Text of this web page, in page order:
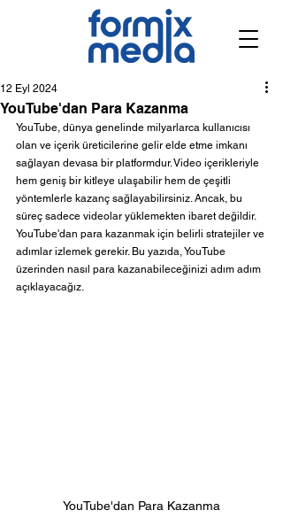
YouTube'dan Para Kazanma
12 Eyl 2024
YouTube, dünya genelinde milyarlarca kullanıcısı
olan ve içerik üreticilerine gelir elde etme imkanı
sağlayan devasa bir platformdur. Video içerikleriyle
hem geniş bir kitleye ulaşabilir hem de çeşitli
yöntemlerle kazanç sağlayabilirsiniz. Ancak, bu
süreç sadece videolar yüklemekten ibaret değildir.
YouTube'dan para kazanmak için belirli stratejiler ve
adımlar izlemek gerekir. Bu yazıda, YouTube
üzerinden nasıl para kazanabileceğinizi adım adım
açıklayacağız.
YouTube'dan Para Kazanma